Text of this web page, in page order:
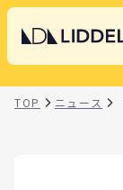
TOP ニュース